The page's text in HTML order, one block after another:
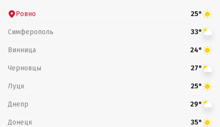
Ровно 25°
Симферополь 33°
Винница 24°
Черновцы 27°
Луцк 25°
Днепр 29°
Донецк 35°